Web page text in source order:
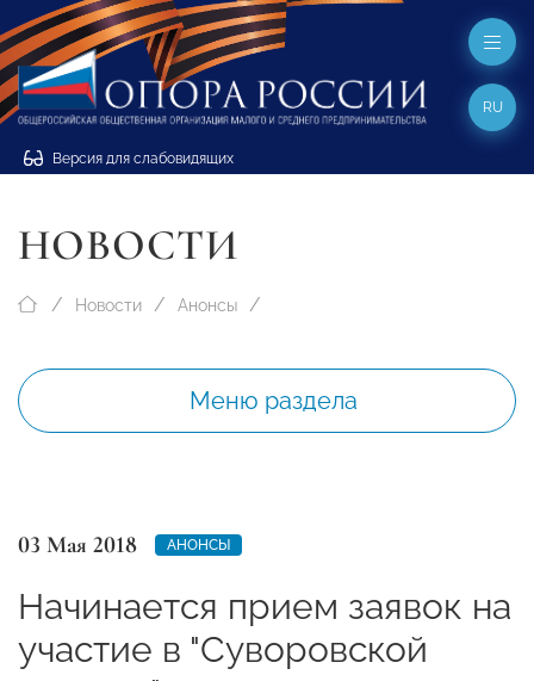
Версия для слабовидящих
RU
НОВОСТИ
Новости Анонсы
Меню раздела
03 Мая 2018 АНОНСЫ
Начинается прием заявок на
участие в "Суворовской